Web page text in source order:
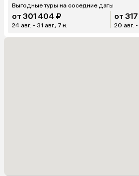
Выгодные туры на соседние даты
от 301 404 ₽
24 авг. - 31 авг., 7 н.
от
20 авг. -